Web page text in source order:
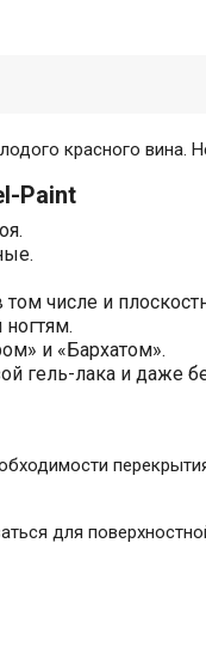
красного вина.
Paint
числе и
и «Бархатом».
гель-лака и даже
для